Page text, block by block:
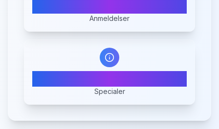
Anmeldelser
Specialer